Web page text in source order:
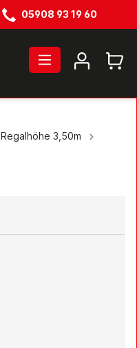
05908 93 19 60
Regalhöhe 3,50m